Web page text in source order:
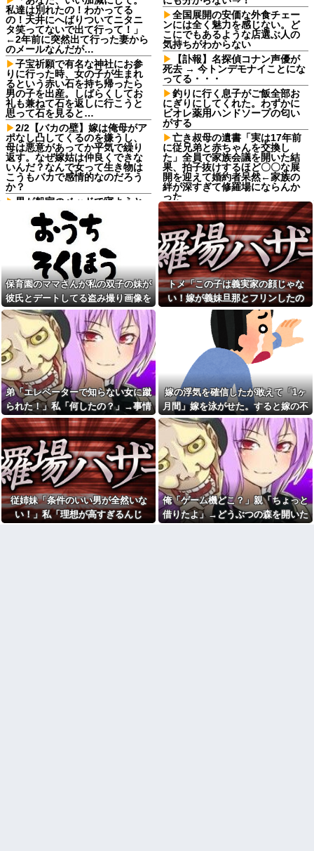
私達は別れたの！わかってる
の！天井にへばりついてニタニ
タ笑ってないで出て行って！」
←2年前に突然出て行った妻から
のメールなんだが…
子宝祈願で有名な神社にお参
りに行った時、女の子が生まれ
るという赤い石を持ち帰ったら
男の子を出産。しばらくしてお
礼も兼ねて石を返しに行こうと
思って石を見ると…
2/2【バカの壁】嫁は俺母がア
ポなし凸してくるのを嫌うし、
母は悪意があってか平気で繰り
返す。なぜ嫁姑は仲良くできな
いんだ？なんで女って生き物は
こうもバカで感情的なのだろう
か？
男が船室のベッドで寝ようと
していた。…えっ？あなたは誰
ですか？→ 見知らぬひとがいる
んだが…
ママ友に久しぶりにＬＩＮＥ
したら「子供二人とも私立に通
わせたら2000万円くらいかかっ
ちゃう」と自慢された
俺の宝物であるマンガを無断
で彼女が捨てた。なので彼女を
精神的に追い詰めた結果
母「事故だったのよ」家族
「母さんがわざとやるはずな
い」→嫁が毒を飲まされ子ども
を失ったのに信じてもらえず…
私「耳を切られてるんですけ
ど？」美容師「大した傷じゃな
くて良かったですね」→その開
き直った態度に腹が立ち…
退職してしばらく経った頃、
元職場の取引先から連絡が来
た。話を聞くと納得できない内
容で…
【復讐】 絶対に「植えてはい
けない植物」を小学校に植えた
→20年経って見に行くと…
「！？」衝撃の光景が・・・
トメ「この子は義実家の顔じ
ゃない！嫁が義妹旦那とフリン
したのよ！」私「DNA鑑定しま
全国展開の安価な外食チェー
ンには全く魅力を感じない。ど
こにでもあるような店選ぶ人の
気持ちがわからない
【訃報】名探偵コナン声優が
死去 → 今トンデモナイことにな
ってる・・・
釣りに行く息子がご飯全部お
にぎりにしてくれた。わずかに
ビオレ薬用ハンドソープの匂い
がする
亡き叔母の遺書「実は17年前
に従兄弟と赤ちゃんを交換し
た」全員で家族会議を開いた結
果、拍子抜けするほど〇〇な展
開を迎えて婚約者呆然←家族の
絆が深すぎて修羅場にならんか
った
パートの面接で号泣しながら
「ここもダメだったらもう食べ
ていけないんです」って熱弁し
てた人がいた
理想と現実#2
理想と現実#2
『暗黒騎士ガイア』って今思
えば微妙なカードだよな他
「やりますよ！」と返事だけ
は一丁前なのに全く動かない職
場の無能、催促しても放置→引
き取ろうとすると「申し訳ない
からやる」と拒否…やる気ない
なら引き受けるなよ・・・
【衝撃】川口被告(19)に無期懲
役 江別大学生殺人事件、19歳
で取り返しのつかない代償を背
負うことに
やった事を私に逐一報告して
「お義姉さん凄いです」と言う
まで解放してくれない義兄嫁。
そんな義兄嫁のこと、今日でさ
らに嫌いになりました。その理
由→
主人の通帳を見たら、１０年
間仕送りしている女性がいた。
主人に問い詰めたら、白状して...
100均のレジで「白ありません
か？」と質問し、列をストップ
保育園のママさんが私の双子の妹が
彼氏とデートしてる盗み撮り画像を
見せて「あとはわかるよね？とりあ
えず5万を家に持ってきて」と脅し
てきた
トメ「この子は義実家の顔じゃな
い！嫁が義妹旦那とフリンしたの
よ！」私「DNA鑑定します？」義妹
旦那「もちろんです」→結果…
弟「エレベーターで知らない女に蹴
られた！」私「何したの？」→事情
を聞いた家族全員が「それは自業自
得」と呆れてしまい…
嫁の浮気を確信したが敢えて「1ヶ
月間」嫁を泳がせた。すると嫁の不
倫がトンデモないことに...
従姉妹「条件のいい男が全然いな
い！」私「理想が高すぎるんじ
俺「ゲーム機どこ？」親「ちょっと
借りたよ」→どうぶつの森を開いた